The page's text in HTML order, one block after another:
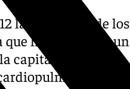
la activación de los
que había sufrido un
capital y al que
(RCP).